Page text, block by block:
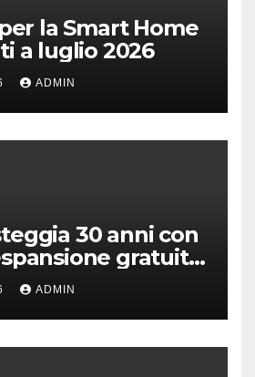
la Smart Home
a luglio 2026
ADMIN
30 anni con
gratuita
Machine
ADMIN